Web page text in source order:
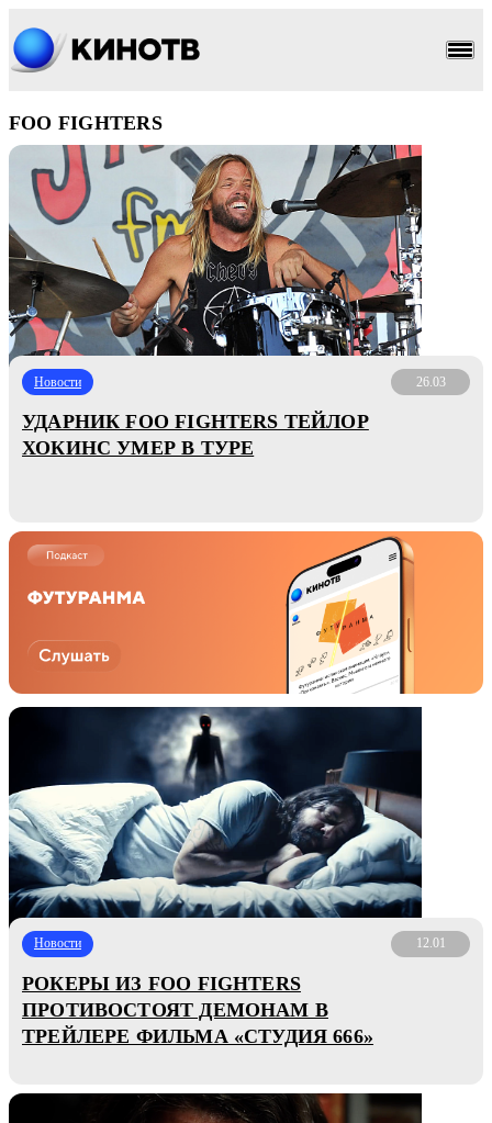
FOO FIGHTERS
Новости 26.03
УДАРНИК FOO FIGHTERS ТЕЙЛОР
ХОКИНС УМЕР В ТУРЕ
Новости 12.01
РОКЕРЫ ИЗ FOO FIGHTERS
ПРОТИВОСТОЯТ ДЕМОНАМ В
ТРЕЙЛЕРЕ ФИЛЬМА «СТУДИЯ 666»